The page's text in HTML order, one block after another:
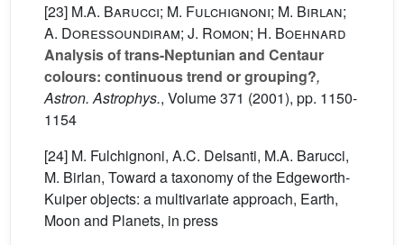
[23] M.A. Barucci; M. Fulchignoni; M. Birlan;
A. Doressoundiram; J. Romon; H. Boehnard
Analysis of trans-Neptunian and Centaur
colours: continuous trend or grouping?,
Astron. Astrophys., Volume 371 (2001), pp. 1150-
1154
[24] M. Fulchignoni, A.C. Delsanti, M.A. Barucci,
M. Birlan, Toward a taxonomy of the Edgeworth-
Kuiper objects: a multivariate approach, Earth,
Moon and Planets, in press